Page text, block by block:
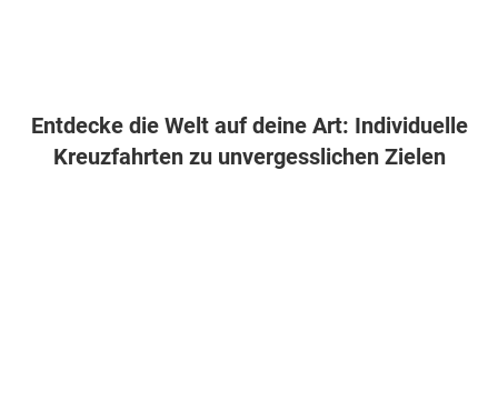
Entdecke die Welt auf deine Art: Individuelle
Kreuzfahrten zu unvergesslichen Zielen